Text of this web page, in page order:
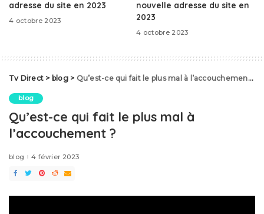
adresse du site en 2023
4 octobre 2023
nouvelle adresse du site en
2023
4 octobre 2023
Tv Direct > blog> Qu’est-ce qui fait le plus mal à l’accouchement ?
blog
Qu’est-ce qui fait le plus mal à
l’accouchement ?
blog 4 février 2023